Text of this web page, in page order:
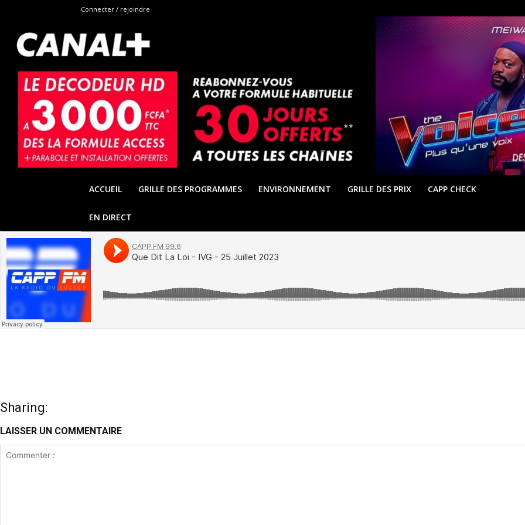
Connecter / rejoindre
ACCUEIL GRILLE DES PROGRAMMES ENVIRONNEMENT GRILLE DES PRIX CAPP CHECK
EN DIRECT
Sharing:
LAISSER UN COMMENTAIRE